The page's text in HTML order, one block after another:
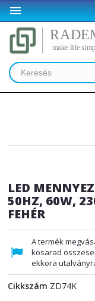

LED
50HZ, 60W,
FEHÉR
A termék
kosarad
ekkora
Cikkszám ZD74K